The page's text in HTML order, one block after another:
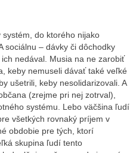
do ktorého nijako
sociálnu – dávky či dôchodky
nedával. Musia na ne zarobiť
keby nemuseli dávať také veľké
ušetrili, keby nesolidarizovali. A
(zrejme pri nej zotrval),
systému. Lebo väčšina ľudí
všetkých rovnaký príjem v
obdobie pre tých, ktorí
skupina ľudí tento